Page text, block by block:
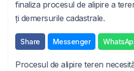
finaliza procesul de alipire a
ți demersurile cadastrale.
Share Messenger
Procesul de alipire teren